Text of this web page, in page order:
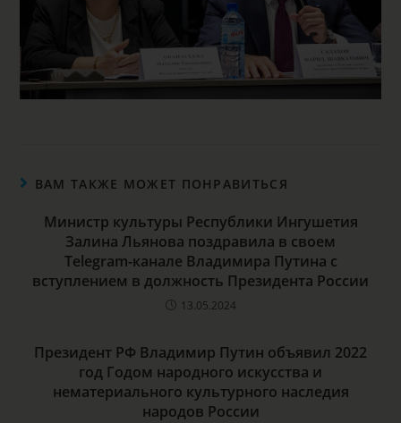
ВАМ ТАКЖЕ МОЖЕТ ПОНРАВИТЬСЯ
Министр культуры Республики Ингушетия
Залина Льянова поздравила в своем
Telegram-канале Владимира Путина с
вступлением в должность Президента России
13.05.2024
Президент РФ Владимир Путин объявил 2022
год Годом народного искусства и
нематериального культурного наследия
народов России